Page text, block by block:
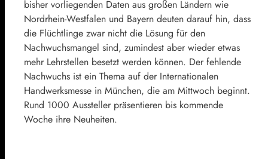
bisher vorliegenden Daten aus großen Ländern wie
Nordrhein-Westfalen und Bayern deuten darauf hin, dass
die Flüchtlinge zwar nicht die Lösung für den
Nachwuchsmangel sind, zumindest aber wieder etwas
mehr Lehrstellen besetzt werden können. Der fehlende
Nachwuchs ist ein Thema auf der Internationalen
Handwerksmesse in München, die am Mittwoch beginnt.
Rund 1000 Aussteller präsentieren bis kommende
Woche ihre Neuheiten.